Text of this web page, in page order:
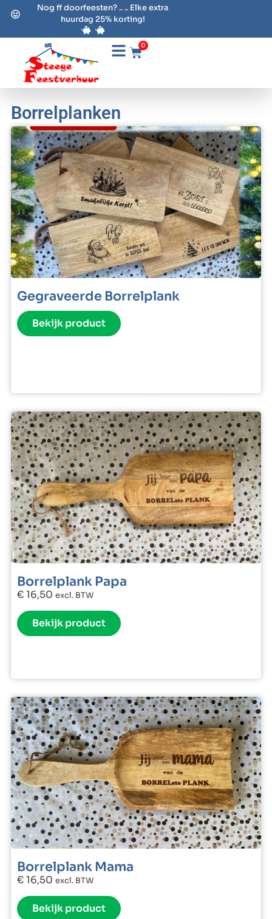
Nog ff doorfeesten? .. .. Elke extra
huurdag 25% korting!
0
Borrelplanken
Gegraveerde Borrelplank
Bekijk product
Borrelplank Papa
€16,50 excl. BTW
Bekijk product
Borrelplank Mama
€16,50 excl. BTW
Bekijk product